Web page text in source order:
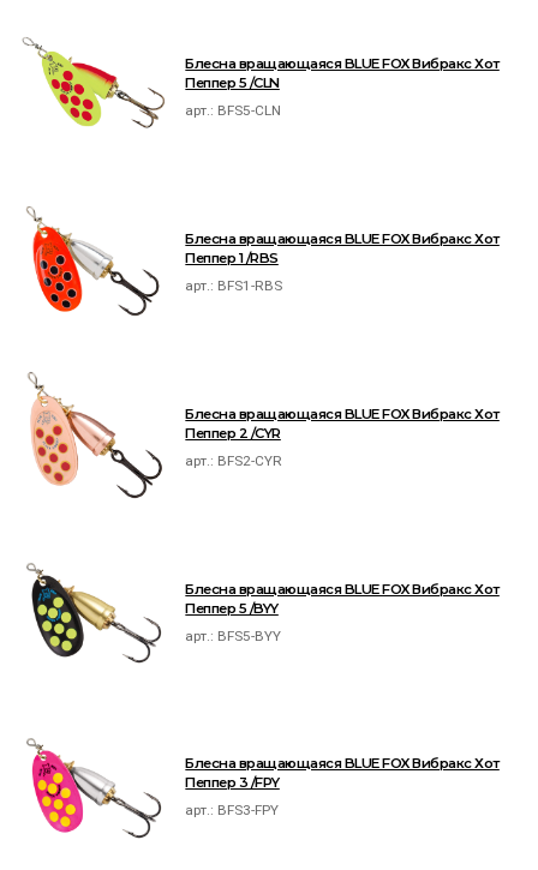
Блесна вращающаяся BLUE FOX Вибракс Хот
Пеппер 5 /CLN
арт.: BFS5-CLN
Блесна вращающаяся BLUE FOX Вибракс Хот
Пеппер 1 /RBS
арт.: BFS1-RBS
Блесна вращающаяся BLUE FOX Вибракс Хот
Пеппер 2 /CYR
арт.: BFS2-CYR
Блесна вращающаяся BLUE FOX Вибракс Хот
Пеппер 5 /BYY
арт.: BFS5-BYY
Блесна вращающаяся BLUE FOX Вибракс Хот
Пеппер 3 /FPY
арт.: BFS3-FPY